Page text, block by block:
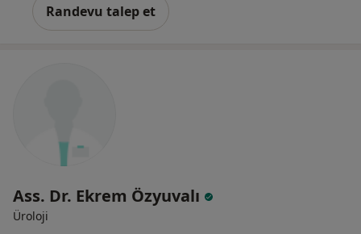
Randevu talep et
Ass. Dr. Ekrem Özyuvalı
Üroloji